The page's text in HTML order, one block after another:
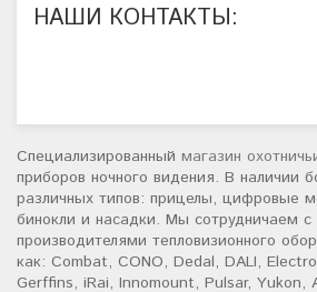
НАШИ КОНТАКТЫ:
Специализированный магазин
приборов ночного видения. В наличии
различных типов: прицелы, цифровые
бинокли и насадки. Мы сотрудничаем
производителями тепловизионного
как: Combat, CONO, Dedal, DALI,
Gerffins, iRai, Innomount, Pulsar, Yukon,